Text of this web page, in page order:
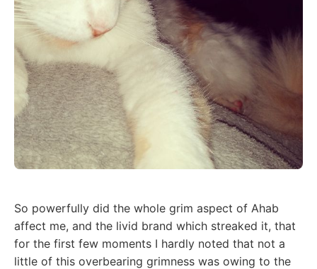
So powerfully did the whole grim aspect of Ahab
affect me, and the livid brand which streaked it, that
for the first few moments I hardly noted that not a
little of this overbearing grimness was owing to the